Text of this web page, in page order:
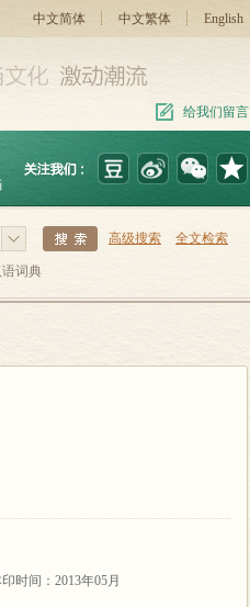
中文简体 中文繁体 English
给我们留言
高级搜索 全文检索
词典
时间：2013年05月